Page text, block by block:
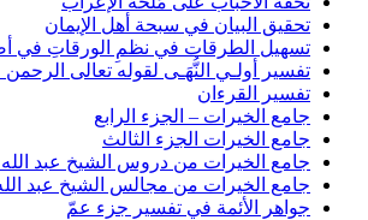
تحقيق البيان في سبحة أهل الإيمان
تسهيل الطرقات في نظمِ الورقاتِ في
تفسير أولـي النُّهَـى لقوله تعالى
تفسير القرءان
جامع الخيرات – الجزء الرابع
جامع الخيرات الجزء الثالث
جامع الخيرات من دروس الشيخ عبد الله
جامع الخيرات من مجالس الشيخ عبد
جواهر الأئمة في تفسير جزء عمّ